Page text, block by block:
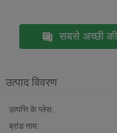
सबसे अच्छी
उत्पाद विवरण
उत्पत्ति के प्लेस:
ब्रांड नाम: